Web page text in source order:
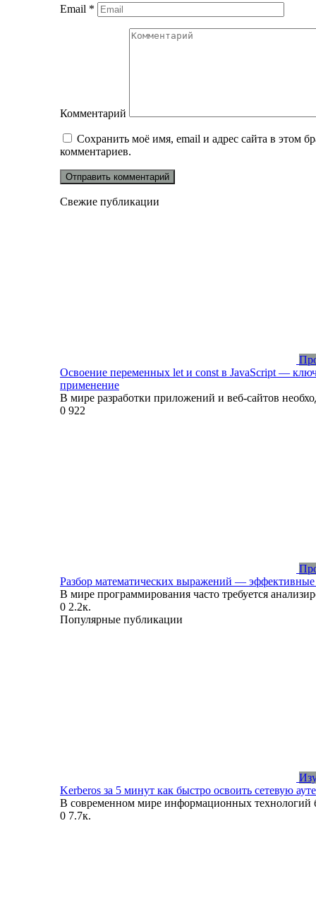
Email *
Комментарий
Сохранить моё имя, email и адрес сайта в этом
комментариев.
Свежие публикации
Освоение переменных let и const в JavaScript —
применение
В мире разработки приложений и веб-сайтов
0 922
Разбор математических выражений —
В мире программирования часто требуется
0 2.2к.
Популярные публикации
Kerberos за 5 минут как быстро освоить сетевую
В современном мире информационных технологий
0 7.7к.